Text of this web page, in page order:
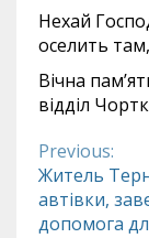
Нехай
оселить
Вічна
відділ
Previous:
Житель
автівки,
допомога